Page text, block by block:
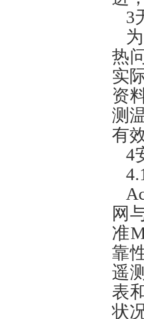
3
热
实
资
测
有
4
网
准
靠
遥
表
状